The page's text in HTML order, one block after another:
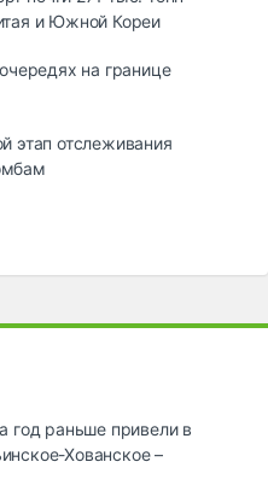
и Южной Кореи
на границе
этап отслеживания
год раньше привели в
Хованское –